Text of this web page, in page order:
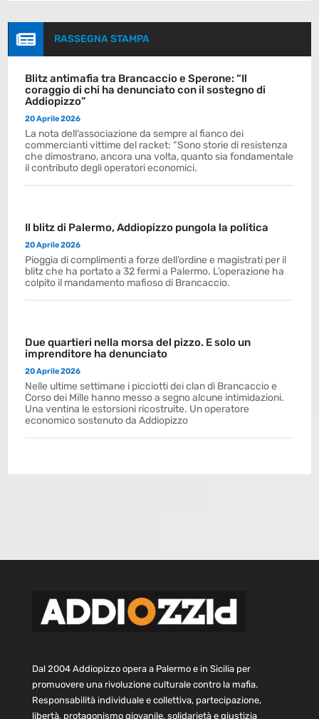
 RASSEGNA STAMPA
Blitz antimafia tra Brancaccio e Sperone: “Il
coraggio di chi ha denunciato con il sostegno di
Addiopizzo”
20 Aprile 2026
La nota dell’associazione da sempre al fianco dei
commercianti vittime del racket: “Sono storie di resistenza
che dimostrano, ancora una volta, quanto sia fondamentale
il contributo degli operatori economici.
Il blitz di Palermo, Addiopizzo pungola la politica
20 Aprile 2026
Pioggia di complimenti a forze dell’ordine e magistrati per il
blitz che ha portato a 32 fermi a Palermo. L’operazione ha
colpito il mandamento mafioso di Brancaccio.
Due quartieri nella morsa del pizzo. E solo un
imprenditore ha denunciato
20 Aprile 2026
Nelle ultime settimane i picciotti dei clan di Brancaccio e
Corso dei Mille hanno messo a segno alcune intimidazioni.
Una ventina le estorsioni ricostruite. Un operatore
economico sostenuto da Addiopizzo
Dal 2004 Addiopizzo opera a Palermo e in Sicilia per
promuovere una rivoluzione culturale contro la mafia.
Responsabilità individuale e collettiva, partecipazione,
libertà, protagonismo giovanile, solidarietà e giustizia